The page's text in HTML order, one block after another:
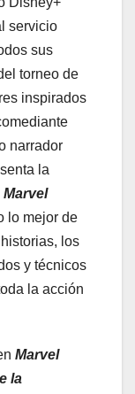
servicio
sus
torneo de
inspirados
narrador
la
Marvel
lo mejor de
los
y técnicos
la acción
Marvel
la